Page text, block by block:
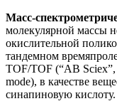
Масс-
молекулярной массы
окислительной
тандемном
TOF/TOF (“AB
mode), в качестве
синапиновую кислоту.